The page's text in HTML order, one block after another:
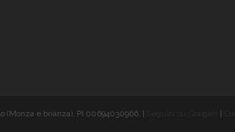
(Monza e brianza), PI 00694030966. |